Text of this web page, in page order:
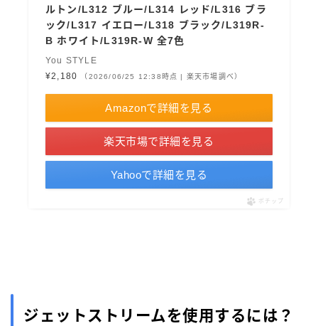
ルトン/L312 ブルー/L314 レッド/L316 ブラ
ック/L317 イエロー/L318 ブラック/L319R-
B ホワイト/L319R-W 全7色
You STYLE
¥2,180
（2026/06/25 12:38時点 | 楽天市場調べ）
Amazonで詳細を見る
楽天市場で詳細を見る
Yahooで詳細を見る
ポチップ
ジェットストリームを使用するには？